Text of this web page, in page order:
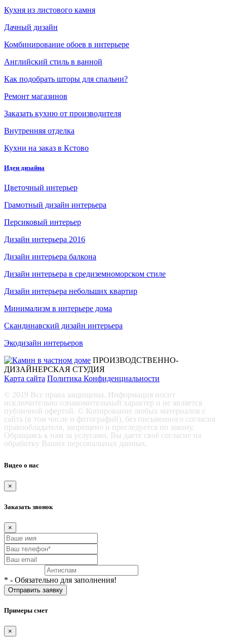
Кухня из листового камня
Дачный дизайн
Комбинирование обоев в интерьере
Английский стиль в ванной
Как подобрать шторы для спальни?
Ремонт магазинов
Заказать кухню от производителя
Внутренняя отделка
Кухни на заказ в Кстово
Идеи дизайна
Цветочный интерьер
Грамотный дизайн интерьера
Персиковый интерьер
Дизайн интерьера 2016
Дизайн интерьера балкона
Дизайн интерьера в средиземноморском стиле
Дизайн интерьера небольших квартир
Минимализм в интерьере дома
Скандинавский дизайн интерьера
Экодизайн интерьеров
ПРОИЗВОДСТВЕННО-
ДИЗАЙНЕРСКАЯ СТУДИЯ
Карта сайта Политика Конфиденциальности
© 2019 Все права защищены. Информация носит
исключительно ознакомительный характер и не является
публичной офертой. © Копирование любых материалов с
сайта (в том числе и фотографий), без письменного согласия
правообладателя, запрещено и преследуется по закону.
Обращаясь к нам за услугами, Вы даете своё согласие на
обработку Ваших персональных данных.
Видео о нас
×
Заказать звонок
×
* - Обязательно для заполнения!
Примеры смет
×